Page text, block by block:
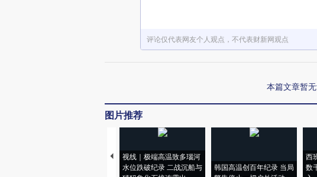
评论仅代表网友个人观点，不代表财新网观点
本篇文章暂
图片推荐
视线｜极端高温致多瑙河
水位跌破纪录 二战沉船与
韩国高温创百年纪录 当局
西
数